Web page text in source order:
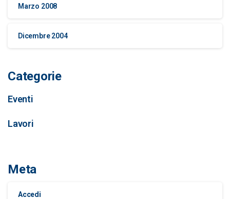
Marzo 2008
Dicembre 2004
Categorie
Eventi
Lavori
Meta
Accedi